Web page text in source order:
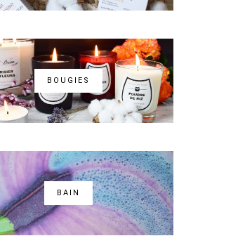
BOUGIES
BAIN